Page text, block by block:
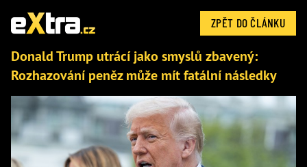
ZPĚT DO ČLÁNKU
Donald Trump utrácí jako smyslů zbavený:
Rozhazování peněz může mít fatální následky